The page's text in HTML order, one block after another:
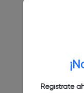
Regístrate